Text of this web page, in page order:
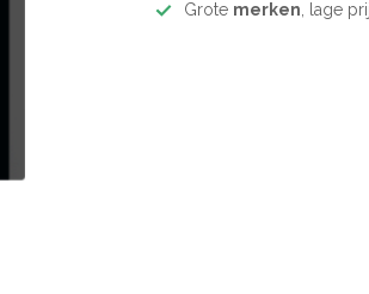
Grote merken , lage